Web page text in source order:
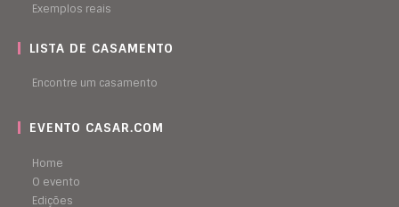
Exemplos reais
LISTA DE CASAMENTO
Encontre um casamento
EVENTO CASAR.COM
Home
O evento
Edições